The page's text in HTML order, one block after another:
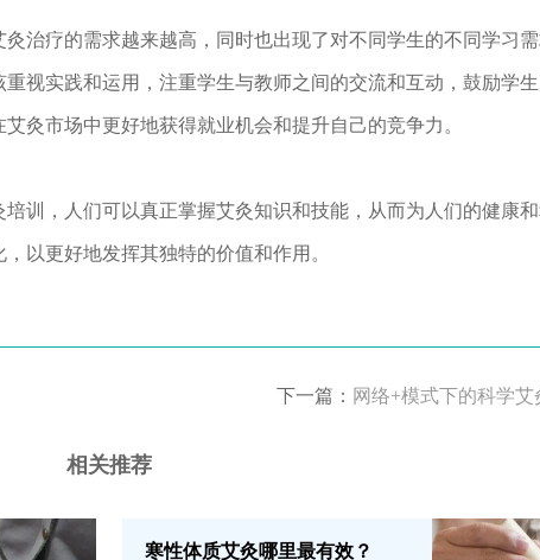
治疗的需求越来越高，同时也出现了对不同学生的不同学习
视实践和运用，注重学生与教师之间的交流和互动，鼓励学
灸市场中更好地获得就业机会和提升自己的竞争力。
训，人们可以真正掌握艾灸知识和技能，从而为人们的健康
以更好地发挥其独特的价值和作用。
下一篇： 网络+模式下的科学
相关推荐
寒性体质艾灸哪里最有效？